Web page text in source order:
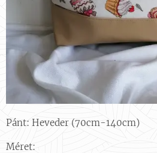
Pánt: Heveder (70cm-140cm)
Méret: